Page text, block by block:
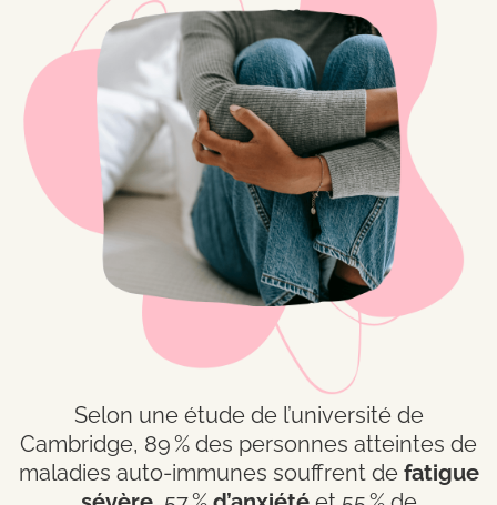
Selon une étude de l’université de
Cambridge, 89 % des personnes atteintes de
maladies auto-immunes souffrent de fatigue